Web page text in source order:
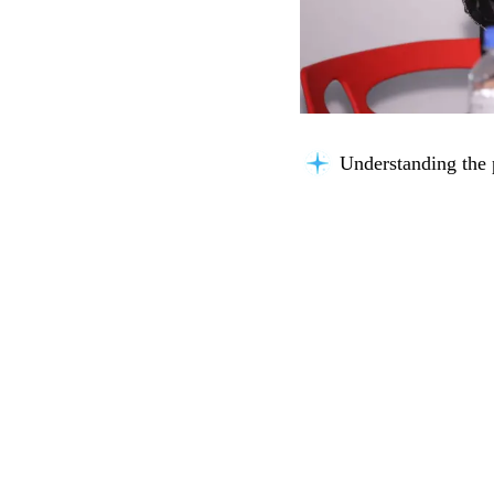
Understanding the